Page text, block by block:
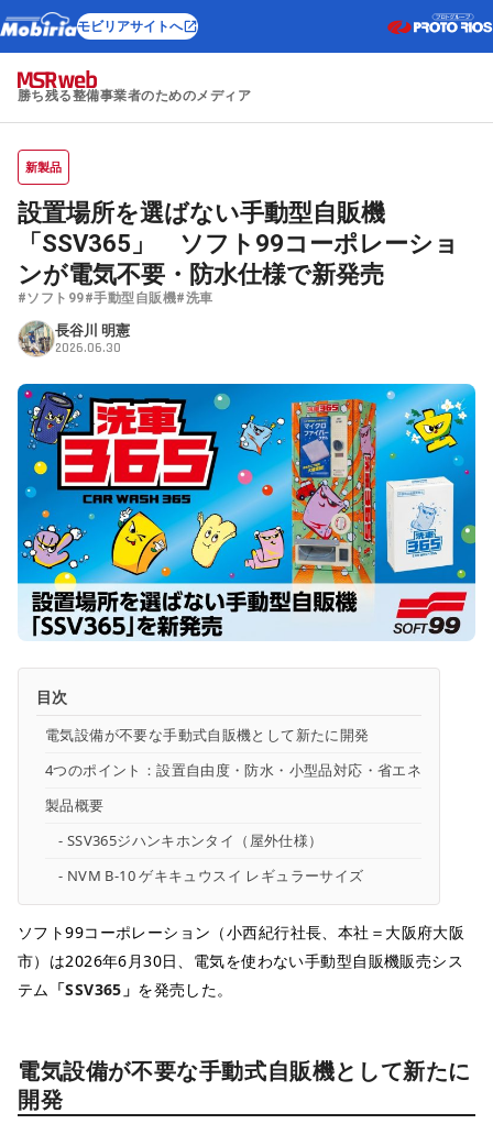
モビリアサイトへ
勝ち残る整備事業者のためのメディア
新製品
設置場所を選ばない手動型自販機
「SSV365」 ソフト99コーポレーショ
ンが電気不要・防水仕様で新発売
#ソフト99#手動型自販機#洗車
長谷川 明憲
2026.06.30
目次
電気設備が不要な手動式自販機として新たに開発
4つのポイント：設置自由度・防水・小型品対応・省エネ
製品概要
SSV365ジハンキホンタイ（屋外仕様）
NVM B-10 ゲキキュウスイ レギュラーサイズ
ソフト99コーポレーション（小西紀行社長、本社＝大阪府大阪
市）は2026年6月30日、電気を使わない手動型自販機販売シス
テム 「SSV365」 を発売した。
電気設備が不要な手動式自販機として新たに
開発